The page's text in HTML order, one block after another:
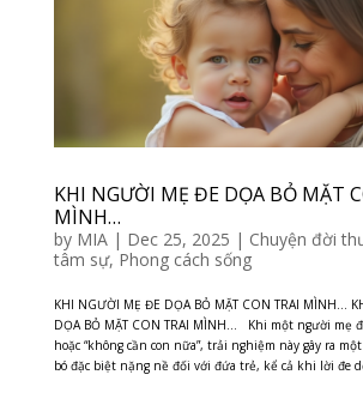
KHI NGƯỜI MẸ ĐE DỌA BỎ MẶT
MÌNH…
by MIA| Dec 25, 2025 | Chuyện đời
tâm sự, Phong cách sống
KHI NGƯỜI MẸ ĐE DỌA BỎ MẶT CON TRAI MÌNH…
DỌA BỎ MẶT CON TRAI MÌNH… Khi một người mẹ
hoặc “không cần con nữa”, trải nghiệm này gây ra
bó đặc biệt nặng nề đối với đứa trẻ, kể cả khi lời đe